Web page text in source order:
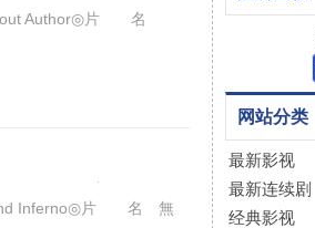
高清
Author◎片 名
高清
Inferno◎片 名 無
网站分类
最新影视
最新连续剧
经典影视